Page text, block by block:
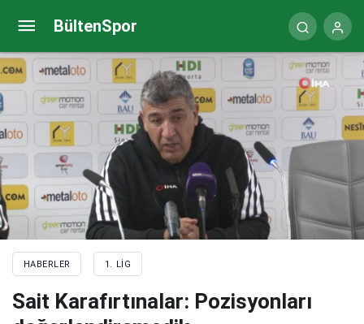
BültenSpor
HABERLER 1. LIG
Sait Karafırtınalar: Pozisyonları
Mustafa Dalcı: Transferimizi açtık, bu takımı ligde
tutacağız